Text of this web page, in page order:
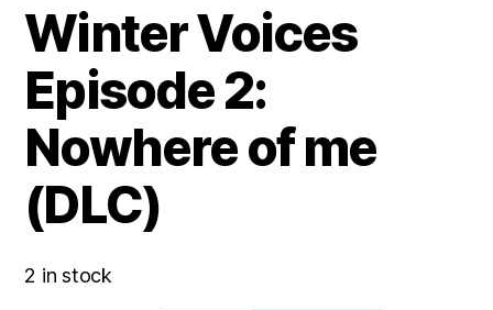
Winter Voices
Episode 2:
Nowhere of me
(DLC)
2 in stock